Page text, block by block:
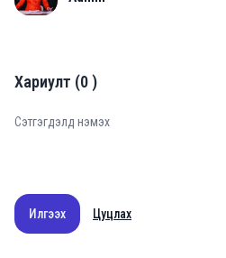
Хариулт (0)
Илгээх Цуцлах